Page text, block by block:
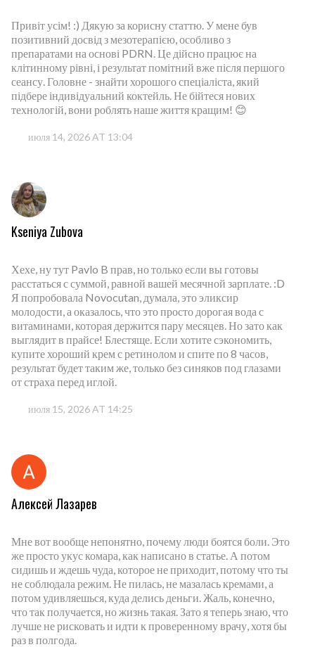
Привіт усім! :) Дякую за корисну статтю. У мене був
позитивний досвід з мезотерапією, особливо з
препаратами на основі PDRN. Це дійсно працює на
клітинному рівні, і результат помітний вже після першого
сеансу. Головне - знайти хорошого спеціаліста, який
підбере індивідуальний коктейль. Не бійтеся нових
технологій, вони роблять наше життя кращим! 😊
июля 14, 2026 AT 13:04
Kseniya Zubova
Хехе, ну тут Pavlo B прав, но только если вы готовы
расстаться с суммой, равной вашей месячной зарплате. :D
Я попробовала Novocutan, думала, это эликсир
молодости, а оказалось, что это просто дорогая вода с
витаминами, которая держится пару месяцев. Но зато как
выглядит в прайсе! Блестяще. Если хотите сэкономить,
купите хороший крем с ретинолом и спите по 8 часов,
результат будет таким же, только без синяков под глазами
от страха перед иглой.
июля 15, 2026 AT 14:25
Алексей Лазарев
Мне вот вообще непонятно, почему люди боятся боли. Это
же просто укус комара, как написано в статье. А потом
сидишь и ждешь чуда, которое не приходит, потому что ты
не соблюдала режим. Не пилась, не мазалась кремами, а
потом удивляешься, куда делись деньги. Жаль, конечно,
что так получается, но жизнь такая. Зато я теперь знаю, что
лучше не рисковать и идти к проверенному врачу, хотя бы
раз в полгода.